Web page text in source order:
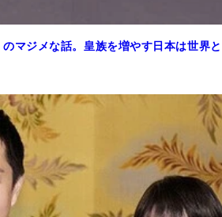
のマジメな話。皇族を増やす日本は世界と